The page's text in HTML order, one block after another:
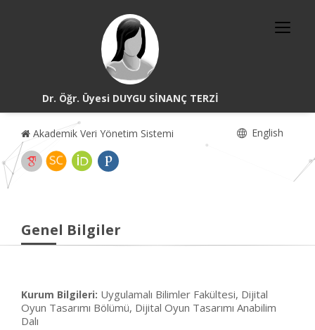
Dr. Öğr. Üyesi DUYGU SİNANÇ TERZİ
Akademik Veri Yönetim Sistemi English
Genel Bilgiler
Kurum Bilgileri: Uygulamalı Bilimler Fakültesi, Dijital
Oyun Tasarımı Bölümü, Dijital Oyun Tasarımı Anabilim
Dalı